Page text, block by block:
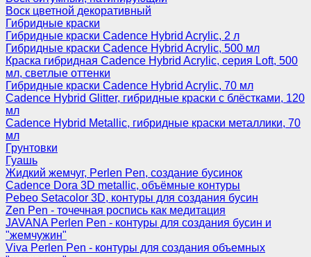
Воск цветной декоративный
Гибридные краски
Гибридные краски Cadence Hybrid Acrylic, 2 л
Гибридные краски Cadence Hybrid Acrylic, 500 мл
Краска гибридная Cadence Hybrid Acrylic, серия Loft, 500
мл, светлые оттенки
Гибридные краски Cadence Hybrid Acrylic, 70 мл
Cadence Hybrid Glitter, гибридные краски с блёстками, 120
мл
Cadence Hybrid Metallic, гибридные краски металлики, 70
мл
Грунтовки
Гуашь
Жидкий жемчуг, Perlen Pen, создание бусинок
Cadence Dora 3D metallic, объёмные контуры
Pebeo Setacolor 3D, контуры для создания бусин
Zen Pen - точечная роспись как медитация
JAVANA Perlen Pen - контуры для создания бусин и
"жемчужин"
Viva Perlen Pen - контуры для создания объемных